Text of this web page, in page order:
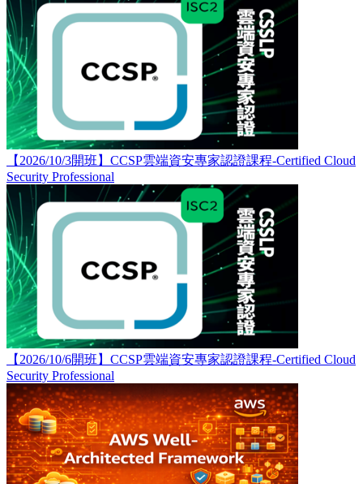
【2026/10/3開班】CCSP雲端資安專家認證課程-Certified Cloud
Security Professional
【2026/10/6開班】CCSP雲端資安專家認證課程-Certified Cloud
Security Professional